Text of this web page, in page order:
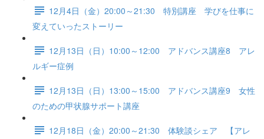
12月4日（金）20:00～21:30 特別講座 学びを仕事に
変えていったストーリー
12月13日（日）10:00～12:00 アドバンス講座8 アレ
ルギー症例
12月13日（日）13:00～15:00 アドバンス講座9 女性
のための甲状腺サポート講座
12月18日（金）20:00～21:30 体験談シェア 【アレ